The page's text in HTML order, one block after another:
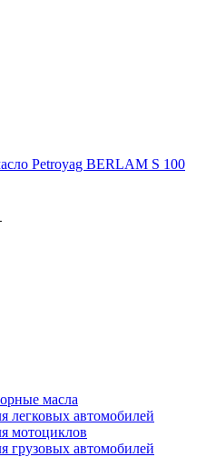
Petroyag BERLAM S 100
масла
легковых автомобилей
мотоциклов
грузовых автомобилей